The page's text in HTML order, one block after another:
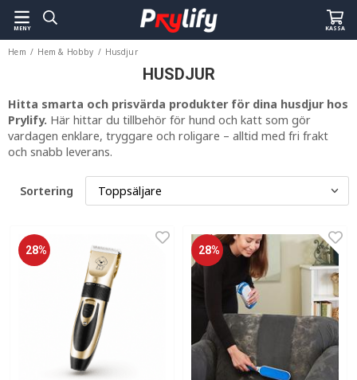
MENY KASSA
Hem / Hem & Hobby / Husdjur
HUSDJUR
Hitta smarta och prisvärda produkter för dina husdjur hos
Prylify. Här hittar du tillbehör för hund och katt som gör
vardagen enklare, tryggare och roligare – alltid med fri frakt
och snabb leverans.
Sortering
28% 28%